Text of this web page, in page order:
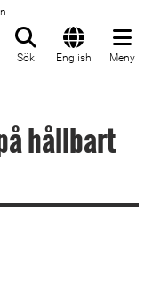
Sök English Meny
hållbart